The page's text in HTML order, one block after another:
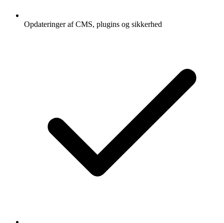
Opdateringer af CMS, plugins og sikkerhed